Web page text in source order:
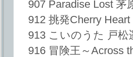
907 Paradise Lost 茅
912 挑発Cherry
913 こいのうた 戸松
916 冒険王～Across